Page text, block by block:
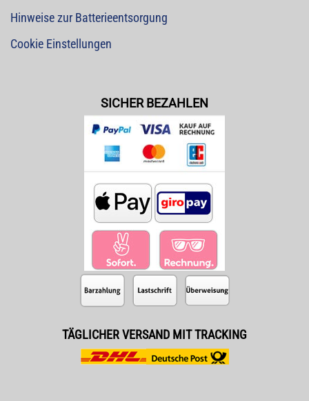
Hinweise zur Batterieentsorgung
Cookie Einstellungen
SICHER BEZAHLEN
TÄGLICHER VERSAND MIT TRACKING